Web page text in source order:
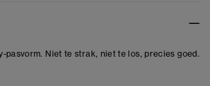
pasvorm. Niet te strak, niet te los, precies goed.